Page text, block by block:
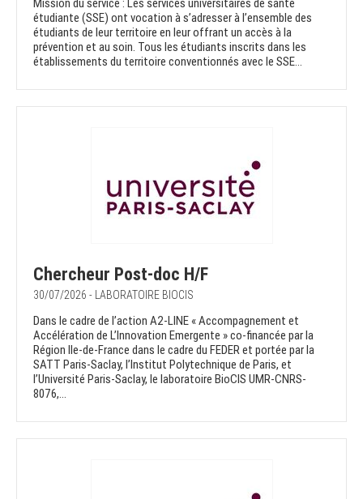
Mission du service : Les services universitaires de santé
étudiante (SSE) ont vocation à s’adresser à l’ensemble des
étudiants de leur territoire en leur offrant un accès à la
prévention et au soin. Tous les étudiants inscrits dans les
établissements du territoire conventionnés avec le SSE...
Chercheur Post-doc H/F
30/07/2026 - LABORATOIRE BIOCIS
Dans le cadre de l’action A2-LINE « Accompagnement et
Accélération de L’Innovation Emergente » co-financée par la
Région Ile-de-France dans le cadre du FEDER et portée par la
SATT Paris-Saclay, l’Institut Polytechnique de Paris, et
l’Université Paris-Saclay, le laboratoire BioCIS UMR-CNRS-
8076,...